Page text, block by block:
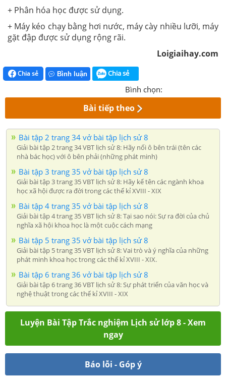
+ Phân hóa học được sử dụng.
+ Máy kéo chạy bằng hơi nước, máy cày nhiều lưỡi, máy
gặt đập được sử dụng rộng rãi.
Loigiaihay.com
Chia sẻ Bình luận Chia sẻ
Bình chọn:
Bài tiếp theo
Bài tập 2 trang 34 vở bài tập lịch sử 8
Giải bài tập 2 trang 34 VBT lịch sử 8: Hãy nối ô bên trái (tên các
nhà bác học) với ô bên phải (những phát minh)
Bài tập 3 trang 35 vở bài tập lịch sử 8
Giải bài tập 3 trang 35 VBT lịch sử 8: Hãy kể tên các ngành khoa
học xã hội được ra đời trong các thế kỉ XVIII - XIX
Bài tập 4 trang 35 vở bài tập lịch sử 8
Giải bài tập 4 trang 35 VBT lịch sử 8: Tại sao nói: Sự ra đời của chủ
nghĩa xã hội khoa học là một cuộc cách mạng
Bài tập 5 trang 35 vở bài tập lịch sử 8
Giải bài tập 5 trang 35 VBT lịch sử 8: Vai trò và ý nghĩa của những
phát minh khoa học trong các thế kỉ XVIII - XIX.
Bài tập 6 trang 36 vở bài tập lịch sử 8
Giải bài tập 6 trang 36 VBT lịch sử 8: Sự phát triển của văn học và
nghệ thuật trong các thế kỉ XVIII - XIX
Luyện Bài Tập Trắc nghiệm Lịch sử lớp 8 - Xem
ngay
Báo lỗi - Góp ý